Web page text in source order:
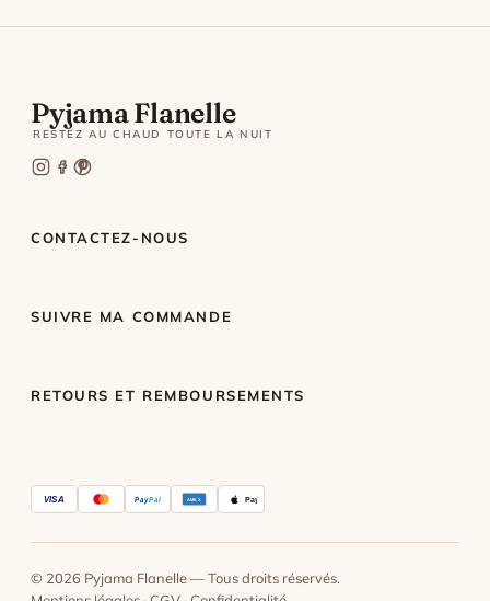
Pyjama Flanelle
RESTEZ AU CHAUD TOUTE LA NUIT
CONTACTEZ-NOUS
SUIVRE MA COMMANDE
RETOURS ET REMBOURSEMENTS
VISA PayPal AMEX Pay
© 2026 Pyjama Flanelle — Tous droits réservés.